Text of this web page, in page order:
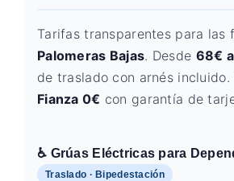
Tarifas transparentes para las
Palomeras Bajas. Desde 68€
de traslado con arnés
Fianza 0€ con garantía de
♿ Grúas Eléctricas para
Traslado · Bipedestación